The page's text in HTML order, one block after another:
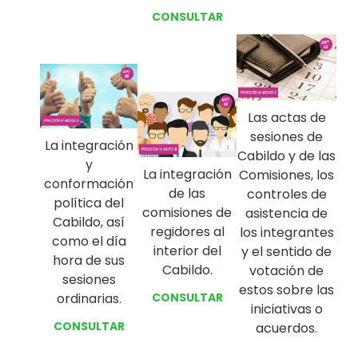
CONSULTAR
La integración
y
conformación
política del
Cabildo, así
como el día
hora de sus
sesiones
ordinarias.
CONSULTAR
La integración
de las
comisiones de
regidores al
interior del
Cabildo.
CONSULTAR
Las actas de
sesiones de
Cabildo y de las
Comisiones, los
controles de
asistencia de
los integrantes
y el sentido de
votación de
estos sobre las
iniciativas o
acuerdos.